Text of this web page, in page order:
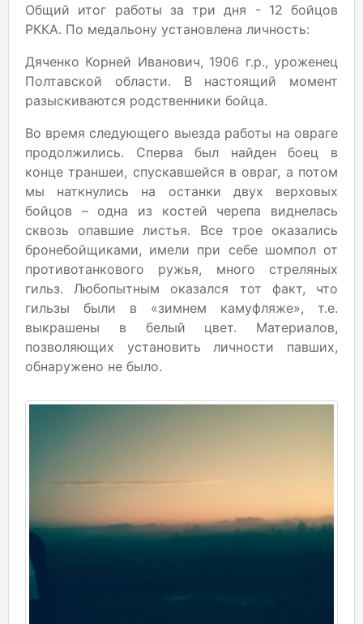
Общий итог работы за три дня - 12 бойцов
РККА. По медальону установлена личность:
Дяченко Корней Иванович, 1906 г.р., уроженец
Полтавской области. В настоящий момент
разыскиваются родственники бойца.
Во время следующего выезда работы на овраге
продолжились. Сперва был найден боец в
конце траншеи, спускавшейся в овраг, а потом
мы наткнулись на останки двух верховых
бойцов – одна из костей черепа виднелась
сквозь опавшие листья. Все трое оказались
бронебойщиками, имели при себе шомпол от
противотанкового ружья, много стреляных
гильз. Любопытным оказался тот факт, что
гильзы были в «зимнем камуфляже», т.е.
выкрашены в белый цвет. Материалов,
позволяющих установить личности павших,
обнаружено не было.